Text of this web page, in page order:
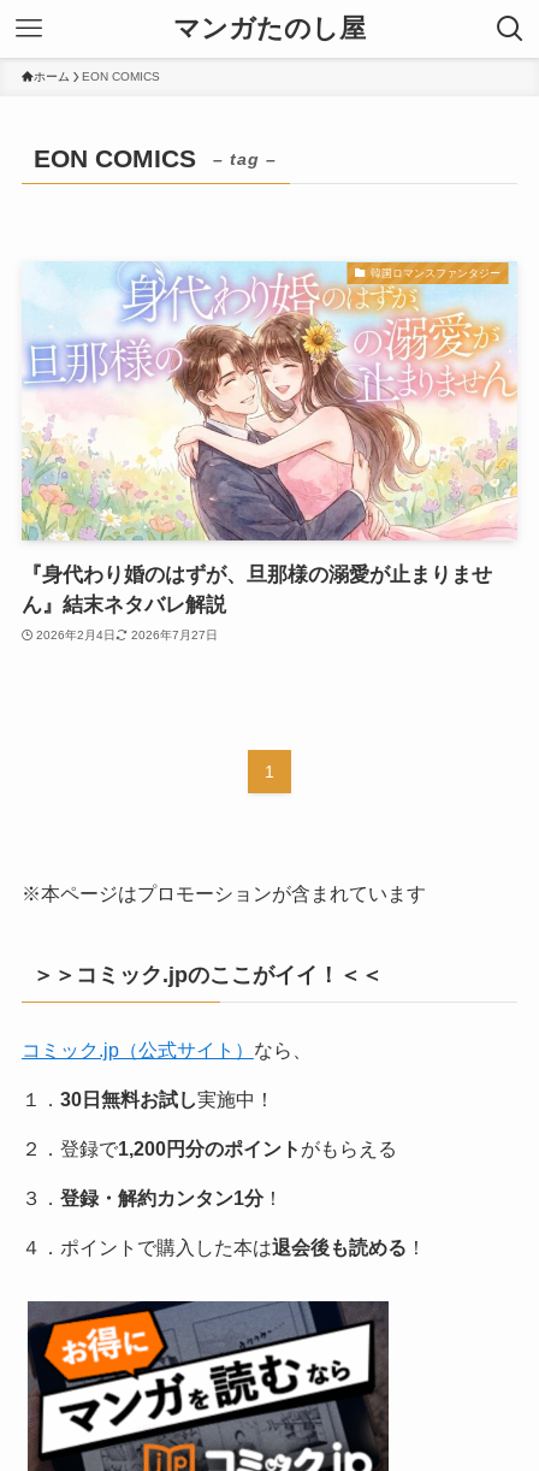
マンガたのし屋
ホーム EON COMICS
EON COMICS – tag –
韓国ロマンスファンタジー
『身代わり婚のはずが、旦那様の溺愛が止まりませ
ん』結末ネタバレ解説
2026年2月4日 2026年7月27日
1
※本ページはプロモーションが含まれています
＞＞コミック.jpのここがイイ！＜＜
コミック.jp（公式サイト） なら、
１． 30日無料お試し実施中！
２．登録で1,200円分のポイント がもらえる
３． 登録・解約カンタン1分！
４．ポイントで購入した本は退会後も読める ！